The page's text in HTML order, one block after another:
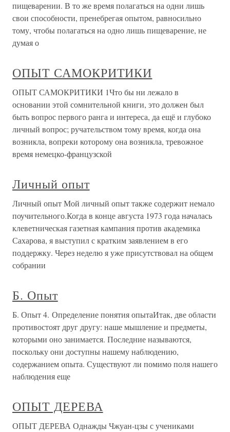
пищеварении. В то же время полагаться на одни лишь
свои способности, пренебрегая опытом, равносильно
тому, чтобы полагаться на одно лишь пищеварение, не
думая о
ОПЫТ САМОКРИТИКИ
ОПЫТ САМОКРИТИКИ 1Что бы ни лежало в
основании этой сомнительной книги, это должен был
быть вопрос первого ранга и интереса, да ещё и глубоко
личный вопрос; ручательством тому время, когда она
возникла, вопреки которому она возникла, тревожное
время немецко-французской
Личный опыт
Личный опыт Мой личный опыт также содержит немало
поучительного.Когда в конце августа 1973 года началась
клеветническая газетная кампания против академика
Сахарова, я выступил с кратким заявлением в его
поддержку. Через неделю я уже присутствовал на общем
собрании
Б. Опыт
Б. Опыт 4. Определение понятия опытаИтак, две области
противостоят друг другу: наше мышление и предметы,
которыми оно занимается. Последние называются,
поскольку они доступны нашему наблюдению,
содержанием опыта. Существуют ли помимо поля нашего
наблюдения еще
ОПЫТ ДЕРЕВА
ОПЫТ ДЕРЕВА Однажды Чжуан-цзы с учениками